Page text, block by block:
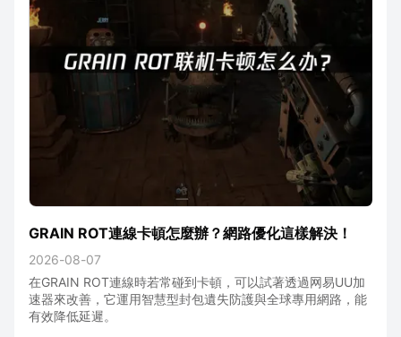
GRAIN ROT連線卡頓怎麼辦？網路優化這樣解決！
2026-08-07
在GRAIN ROT連線時若常碰到卡頓，可以試著透過网易UU加
速器來改善，它運用智慧型封包遺失防護與全球專用網路，能
有效降低延遲。